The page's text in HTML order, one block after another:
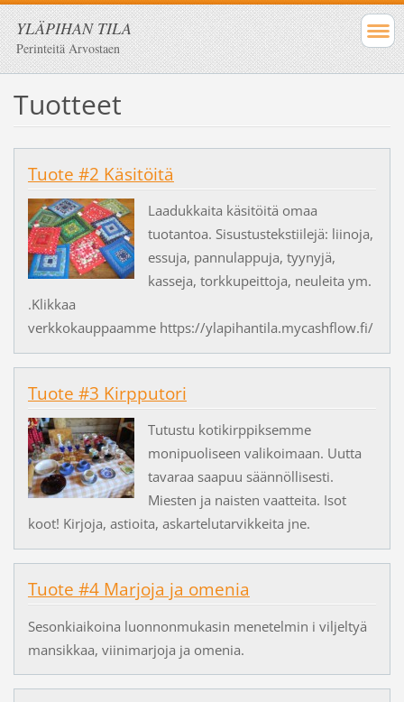
YLÄPIHAN TILA
Perinteitä Arvostaen
Tuotteet
Tuote #2 Käsitöitä
Laadukkaita käsitöitä omaa
tuotantoa. Sisustustekstiilejä: liinoja,
essuja, pannulappuja, tyynyjä,
kasseja, torkkupeittoja, neuleita ym.
.Klikkaa
verkkokauppaamme https://ylapihantila.mycashflow.fi/
Tuote #3 Kirpputori
Tutustu kotikirppiksemme
monipuoliseen valikoimaan. Uutta
tavaraa saapuu säännöllisesti.
Miesten ja naisten vaatteita. Isot
koot! Kirjoja, astioita, askartelutarvikkeita jne.
Tuote #4 Marjoja ja omenia
Sesonkiaikoina luonnonmukasin menetelmin i viljeltyä
mansikkaa, viinimarjoja ja omenia.